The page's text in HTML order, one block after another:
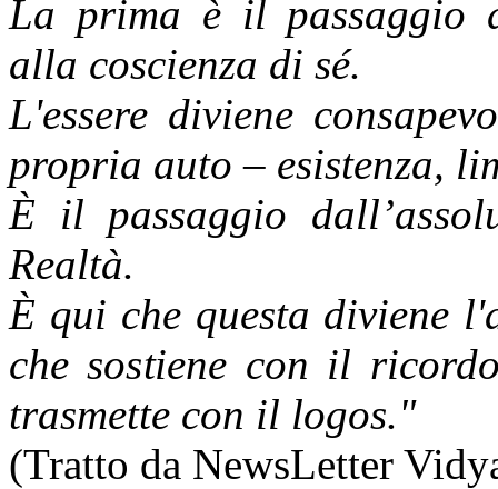
La prima è il passaggio
alla coscienza di sé.
L'essere diviene
propria auto – esistenza,
È il passaggio
Realtà.
È qui che questa diviene
che sostiene con il
trasmette con il logos."
(Tratto da NewsLetter